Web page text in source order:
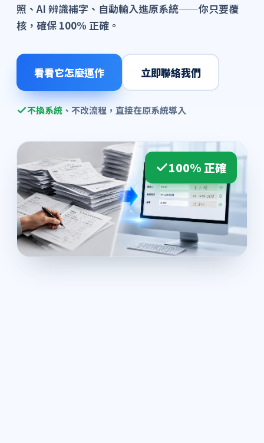
照、AI 辨識補字、自動輸入進原系統——你只要覆
核，確保 100% 正確 。
看看它怎麼運作 立即聯絡我們
不換系統 、不改流程，直接在原系統導入
100% 正確